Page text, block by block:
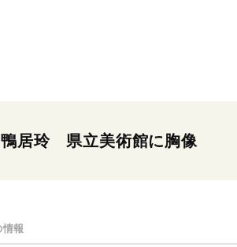
居玲 県立美術館に胸像
報